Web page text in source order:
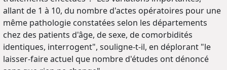
allant de 1 à 10, du nombre d'actes opératoires pour une
même pathologie constatées selon les départements
chez des patients d'âge, de sexe, de comorbidités
identiques, interrogent", souligne-t-il, en déplorant "le
laisser-faire actuel que nombre d'études ont dénoncé